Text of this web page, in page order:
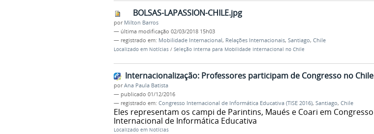
BOLSAS-LAPASSION-CHILE.jpg
por Milton Barros
— última modificação 02/03/2018 15h03
— registrado em: Mobilidade Internacional, Relações Internacionais, Santiago, Chile
Localizado em Notícias / Seleção Interna para Mobilidade Internacional no Chile
Internacionalização: Professores participam de Congresso no Chile
porAna Paula Batista
— publicado 01/12/2016
— registrado em: Congresso Internacional de Informática Educativa (TISE 2016), Santiago, Chile
Eles representam os campi de Parintins, Maués e Coari em Congresso
Internacional de Informática Educativa
Localizado em Notícias